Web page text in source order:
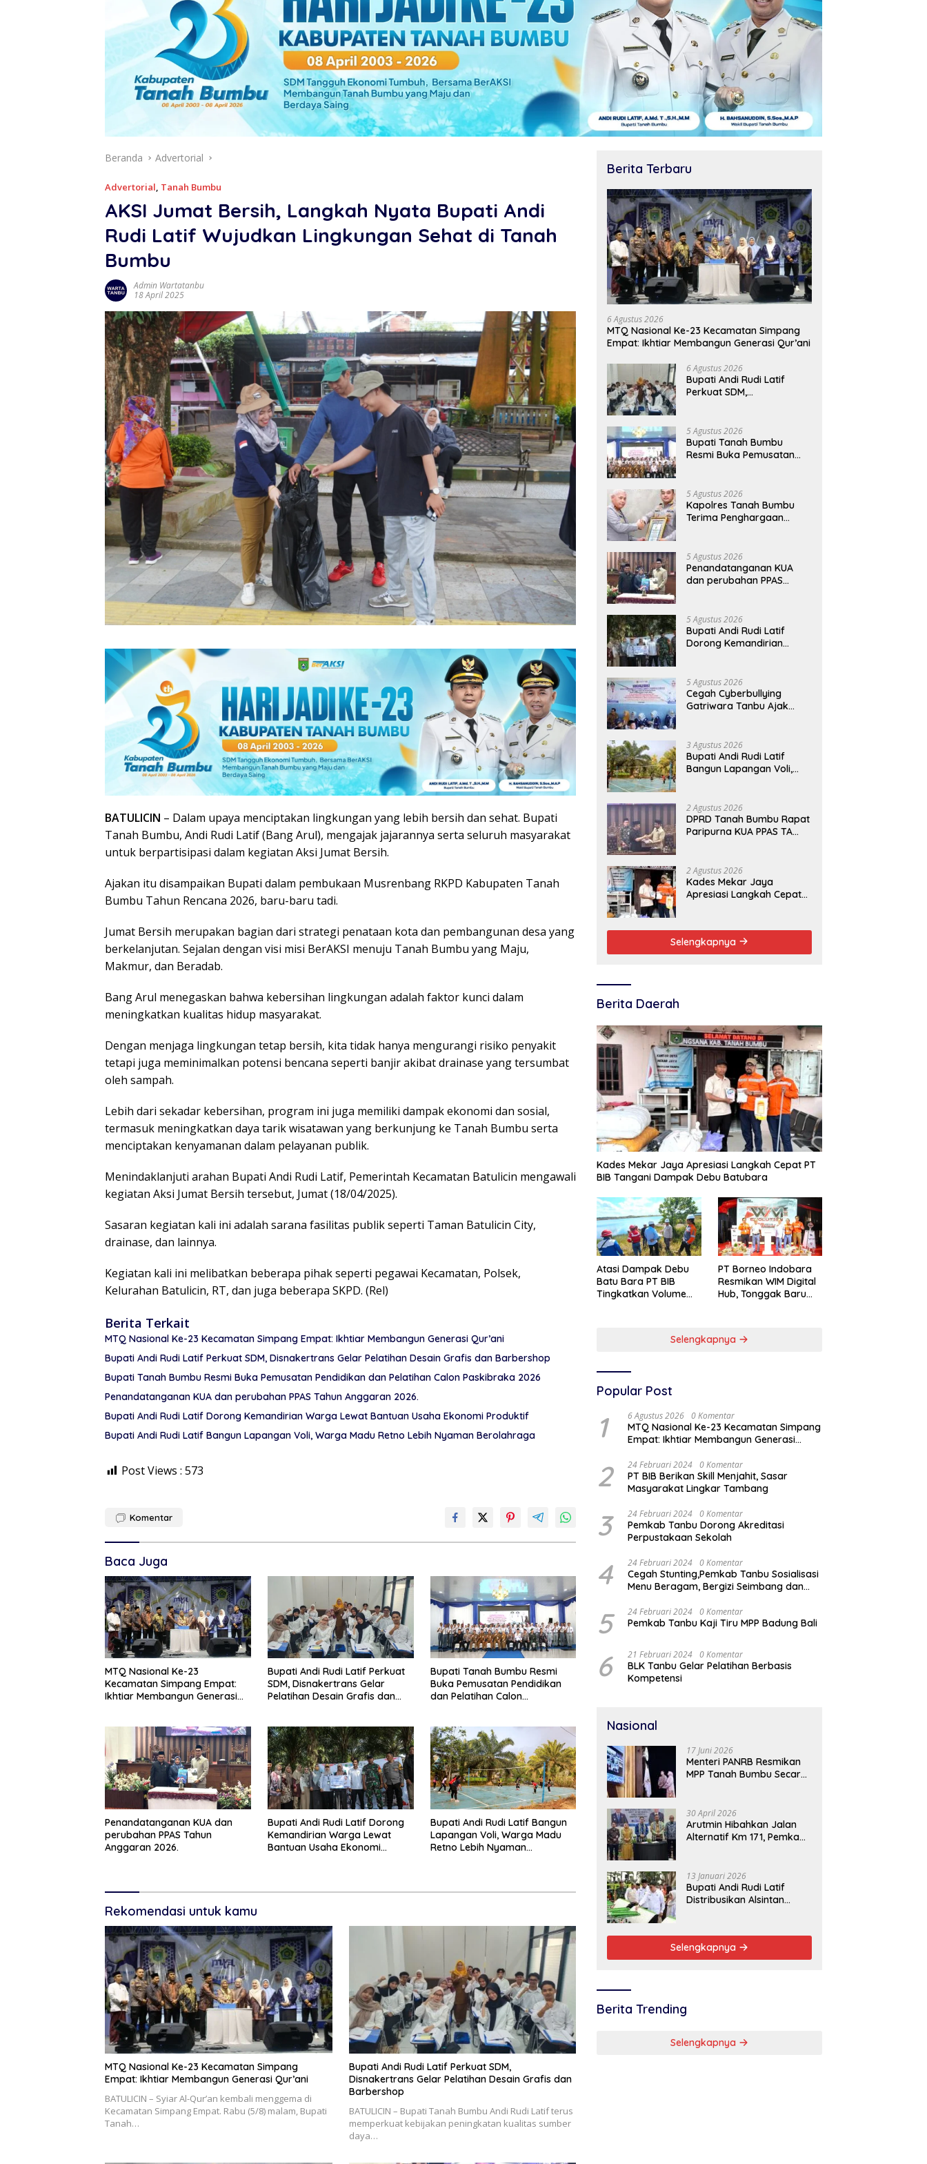
Beranda Advertorial
Advertorial, Tanah Bumbu
AKSI Jumat Bersih, Langkah Nyata Bupati Andi
Rudi Latif Wujudkan Lingkungan Sehat di Tanah
Bumbu
Admin Wartatanbu
18 April 2025
BATULICIN – Dalam upaya menciptakan lingkungan yang lebih bersih dan sehat. Bupati
Tanah Bumbu, Andi Rudi Latif (Bang Arul), mengajak jajarannya serta seluruh masyarakat
untuk berpartisipasi dalam kegiatan Aksi Jumat Bersih.
Ajakan itu disampaikan Bupati dalam pembukaan Musrenbang RKPD Kabupaten Tanah
Bumbu Tahun Rencana 2026, baru-baru tadi.
Jumat Bersih merupakan bagian dari strategi penataan kota dan pembangunan desa yang
berkelanjutan. Sejalan dengan visi misi BerAKSI menuju Tanah Bumbu yang Maju,
Makmur, dan Beradab.
Bang Arul menegaskan bahwa kebersihan lingkungan adalah faktor kunci dalam
meningkatkan kualitas hidup masyarakat.
Dengan menjaga lingkungan tetap bersih, kita tidak hanya mengurangi risiko penyakit
tetapi juga meminimalkan potensi bencana seperti banjir akibat drainase yang tersumbat
oleh sampah.
Lebih dari sekadar kebersihan, program ini juga memiliki dampak ekonomi dan sosial,
termasuk meningkatkan daya tarik wisatawan yang berkunjung ke Tanah Bumbu serta
menciptakan kenyamanan dalam pelayanan publik.
Menindaklanjuti arahan Bupati Andi Rudi Latif, Pemerintah Kecamatan Batulicin mengawali
kegiatan Aksi Jumat Bersih tersebut, Jumat (18/04/2025).
Sasaran kegiatan kali ini adalah sarana fasilitas publik seperti Taman Batulicin City,
drainase, dan lainnya.
Kegiatan kali ini melibatkan beberapa pihak seperti pegawai Kecamatan, Polsek,
Kelurahan Batulicin, RT, dan juga beberapa SKPD. (Rel)
Berita Terkait
MTQ Nasional Ke-23 Kecamatan Simpang Empat: Ikhtiar Membangun Generasi Qur’ani
Bupati Andi Rudi Latif Perkuat SDM, Disnakertrans Gelar Pelatihan Desain Grafis dan Barbershop
Bupati Tanah Bumbu Resmi Buka Pemusatan Pendidikan dan Pelatihan Calon Paskibraka 2026
Penandatanganan KUA dan perubahan PPAS Tahun Anggaran 2026.
Bupati Andi Rudi Latif Dorong Kemandirian Warga Lewat Bantuan Usaha Ekonomi Produktif
Bupati Andi Rudi Latif Bangun Lapangan Voli, Warga Madu Retno Lebih Nyaman Berolahraga
Post Views : 573
Komentar
Baca Juga
MTQ Nasional Ke-23
Kecamatan Simpang Empat:
Ikhtiar Membangun Generasi
Bupati Andi Rudi Latif Perkuat
SDM, Disnakertrans Gelar
Pelatihan Desain Grafis dan
Bupati Tanah Bumbu Resmi
Buka Pemusatan Pendidikan
dan Pelatihan Calon
Penandatanganan KUA dan
perubahan PPAS Tahun
Anggaran 2026.
Bupati Andi Rudi Latif Dorong
Kemandirian Warga Lewat
Bantuan Usaha Ekonomi
Bupati Andi Rudi Latif Bangun
Lapangan Voli, Warga Madu
Retno Lebih Nyaman
Rekomendasi untuk kamu
MTQ Nasional Ke-23 Kecamatan Simpang
Empat: Ikhtiar Membangun Generasi Qur’ani
BATULICIN – Syiar Al-Qur’an kembali menggema di
Kecamatan Simpang Empat. Rabu (5/8) malam, Bupati
Tanah…
Bupati Andi Rudi Latif Perkuat SDM,
Disnakertrans Gelar Pelatihan Desain Grafis dan
Barbershop
BATULICIN – Bupati Tanah Bumbu Andi Rudi Latif terus
memperkuat kebijakan peningkatan kualitas sumber
daya…
Berita Terbaru
6 Agustus 2026
MTQ Nasional Ke-23 Kecamatan Simpang
Empat: Ikhtiar Membangun Generasi Qur’ani
6 Agustus 2026
Bupati Andi Rudi Latif
Perkuat SDM,
dan Barbershop
5 Agustus 2026
Bupati Tanah Bumbu
Resmi Buka Pemusatan
5 Agustus 2026
Kapolres Tanah Bumbu
Terima Penghargaan
5 Agustus 2026
Penandatanganan KUA
dan perubahan PPAS
5 Agustus 2026
Bupati Andi Rudi Latif
Dorong Kemandirian
5 Agustus 2026
Cegah Cyberbullying
Gatriwara Tanbu Ajak
3 Agustus 2026
Bupati Andi Rudi Latif
Bangun Lapangan Voli,
2 Agustus 2026
DPRD Tanah Bumbu Rapat
Paripurna KUA PPAS TA
2 Agustus 2026
Kades Mekar Jaya
Apresiasi Langkah Cepat
Selengkapnya
Berita Daerah
Kades Mekar Jaya Apresiasi Langkah Cepat PT
BIB Tangani Dampak Debu Batubara
Atasi Dampak Debu
Batu Bara PT BIB
Tingkatkan Volume
PT Borneo Indobara
Resmikan WIM Digital
Hub, Tonggak Baru
Batubara
Selengkapnya
Popular Post
1 6 Agustus 2026 0 Komentar
MTQ Nasional Ke-23 Kecamatan Simpang
Empat: Ikhtiar Membangun Generasi
2 24 Februari 2024 0 Komentar
PT BIB Berikan Skill Menjahit, Sasar
Masyarakat Lingkar Tambang
3 24 Februari 2024 0 Komentar
Pemkab Tanbu Dorong Akreditasi
Perpustakaan Sekolah
4 24 Februari 2024 0 Komentar
Cegah Stunting,Pemkab Tanbu Sosialisasi
Menu Beragam, Bergizi Seimbang dan
5 24 Februari 2024 0 Komentar
Pemkab Tanbu Kaji Tiru MPP Badung Bali
6 21 Februari 2024 0 Komentar
BLK Tanbu Gelar Pelatihan Berbasis
Kompetensi
Nasional
17 Juni 2026
Menteri PANRB Resmikan
MPP Tanah Bumbu Secara
30 April 2026
Arutmin Hibahkan Jalan
Alternatif Km 171, Pemkab
13 Januari 2026
Bupati Andi Rudi Latif
Distribusikan Alsintan
Selengkapnya
Berita Trending
Selengkapnya